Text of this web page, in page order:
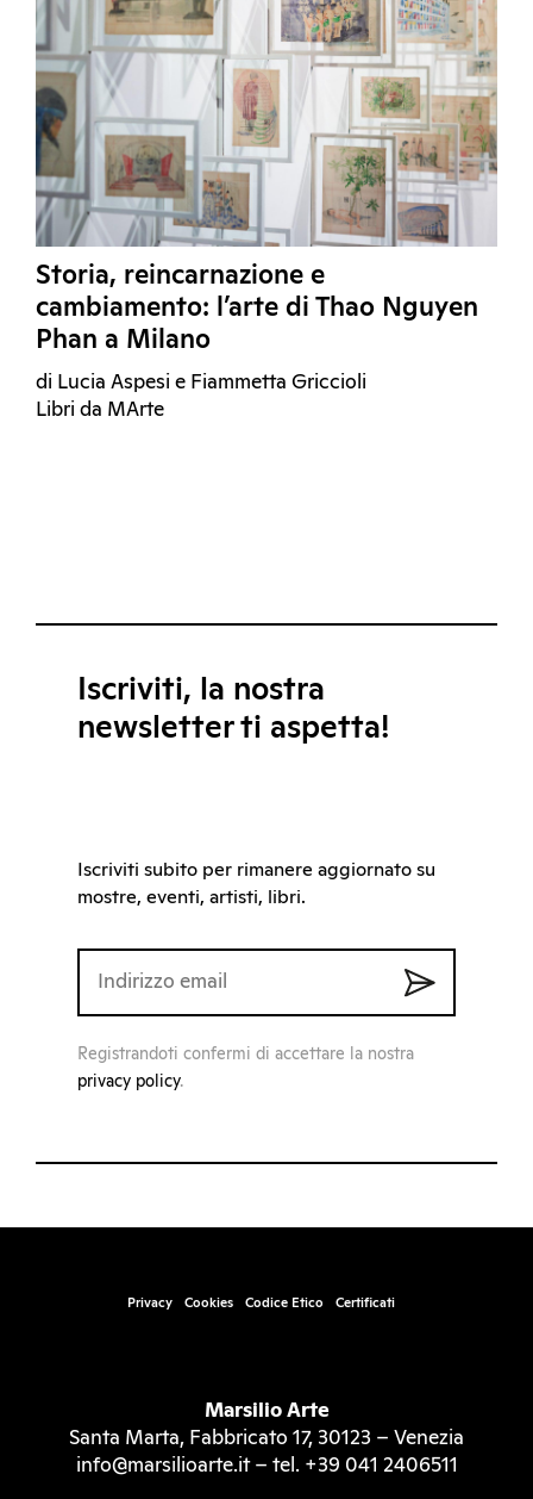
Storia, reincarnazione e
cambiamento: l’arte di Thao Nguyen
Phan a Milano
di Lucia Aspesi e Fiammetta Griccioli
Libri da MArte
Iscriviti, la nostra
newsletter ti aspetta!
Iscriviti subito per rimanere aggiornato su
mostre, eventi, artisti, libri.
Registrandoti confermi di accettare la nostra
privacy policy.
Privacy Cookies Codice Etico Certificati
Marsilio Arte
Santa Marta, Fabbricato 17, 30123 – Venezia
info@marsilioarte.it – tel. +39 041 2406511